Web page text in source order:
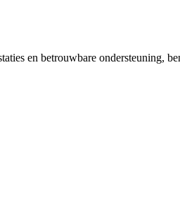
en betrouwbare ondersteuning,